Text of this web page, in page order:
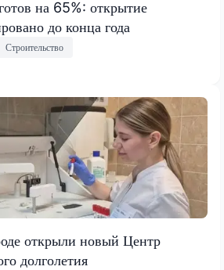
на 65%: открытие
до конца года
Строительство
открыли новый Центр
долголетия